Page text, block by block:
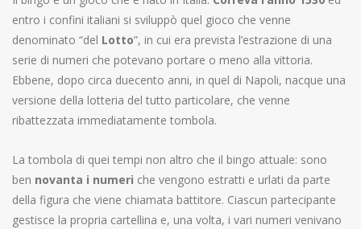
entro i confini italiani si sviluppò quel gioco che venne
denominato “del Lotto”, in cui era prevista l’estrazione di una
serie di numeri che potevano portare o meno alla vittoria.
Ebbene, dopo circa duecento anni, in quel di Napoli, nacque una
versione della lotteria del tutto particolare, che venne
ribattezzata immediatamente tombola.
La tombola di quei tempi non altro che il bingo attuale: sono
ben novanta i numeri che vengono estratti e urlati da parte
della figura che viene chiamata battitore. Ciascun partecipante
gestisce la propria cartellina e, una volta, i vari numeri venivano